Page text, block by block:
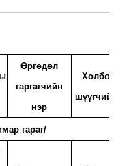
ВЭ?
Өргөдөл
гаргагчийн
нэр
Холбогдох
шүүгчийн
гараг/